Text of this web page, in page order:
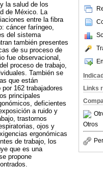
Links
Otros
la salud de los
de México. La
entre la fibra
cáncer faríngeo,
del sistema
también presentes
de su proceso de
fue observacional,
proceso de trabajo,
También se
que están
162 trabajadores
principales
deficientes
a ruido y
trastornos
ojos y
ergonómicas
de trabajo, los
que es una
propone